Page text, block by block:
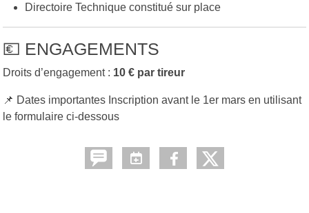
Directoire Technique constitué sur place
💶 ENGAGEMENTS
Droits d’engagement : 10 € par tireur
📌 Dates importantes Inscription avant le 1er mars en utilisant
le formulaire ci-dessous